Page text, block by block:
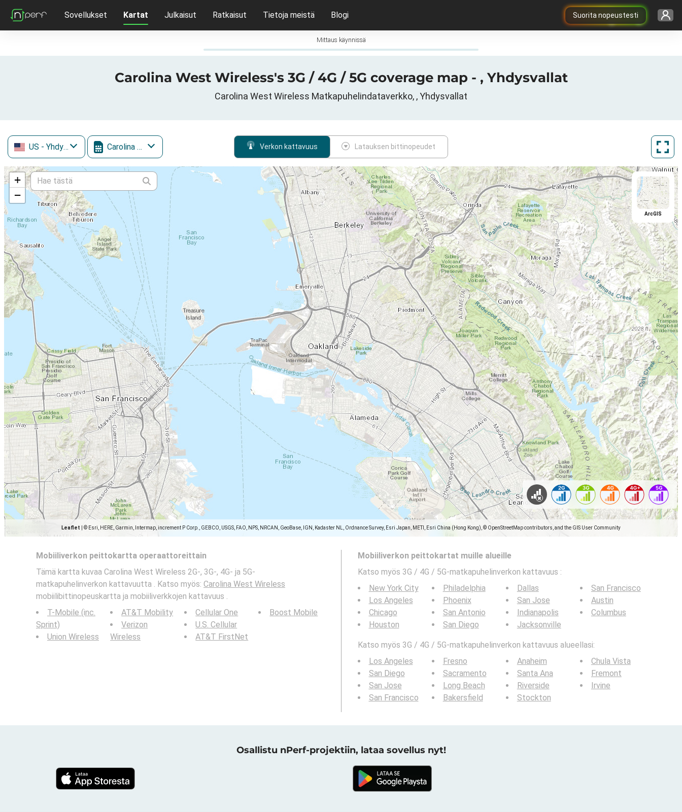
Suorita nopeustesti
Sovellukset Kartat Julkaisut Ratkaisut Tietoja meistä Blogi
Mittaus käynnissä
Carolina West Wireless's 3G / 4G / 5G coverage map - , Yhdysvallat
Carolina West Wireless Matkapuhelindataverkko, , Yhdysvallat
US - Yhdysvallat Carolina West Wireless Verkon kattavuus Latauksen bittinopeudet
+
−
Leaflet © Esri, HERE, Garmin, Intermap, increment P Corp., GEBCO, USGS, FAO, NPS, NRCAN, GeoBase, IGN, Kadaster NL, Ordnance Survey, Esri Japan, METI, Esri China (Hong Kong), © OpenStreetMap contributors, and the GIS User Community
ArcGIS
Mobiiliverkon peittokartta operaattoreittain
Tämä kartta kuvaa Carolina West Wireless 2G-, 3G-, 4G- ja 5G-
matkapuhelinverkon kattavuutta . Katso myös: Carolina West Wireless
mobiilibittinopeuskartta ja mobiiliverkkojen kattavuus .
T-Mobile (inc.
Sprint)
Union Wireless
AT&T Mobility
Verizon
Wireless
Cellular One
U.S. Cellular
AT&T FirstNet
Boost Mobile
Mobiiliverkon peittokartat muille alueille
Katso myös 3G / 4G / 5G-matkapuhelinverkon kattavuus :
New York City
Los Angeles
Chicago
Houston
Philadelphia
Phoenix
San Antonio
San Diego
Dallas
San Jose
Indianapolis
Jacksonville
San Francisco
Austin
Columbus
Katso myös 3G / 4G / 5G-matkapuhelinverkon kattavuus alueellasi:
Los Angeles
San Diego
San Jose
San Francisco
Fresno
Sacramento
Long Beach
Bakersfield
Anaheim
Santa Ana
Riverside
Stockton
Chula Vista
Fremont
Irvine
Osallistu nPerf-projektiin, lataa sovellus nyt!